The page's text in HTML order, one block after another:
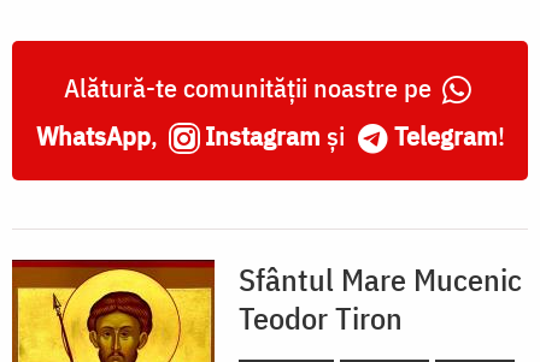
Alătură-te comunității noastre pe
WhatsApp, Instagram și Telegram!
Sfântul Mare Mucenic
Teodor Tiron